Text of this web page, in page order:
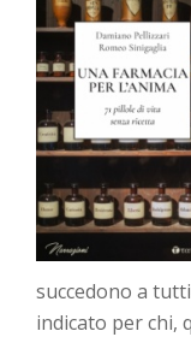
succedono a
indicato per chi,